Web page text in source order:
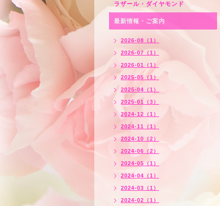
ラザール・ダイヤモンド
最新情報・ご案内
2026-08（1）
2026-07（1）
2026-01（1）
2025-05（1）
2025-04（1）
2025-01（3）
2024-12（1）
2024-11（1）
2024-10（2）
2024-06（2）
2024-05（1）
2024-04（1）
2024-03（1）
2024-02（1）